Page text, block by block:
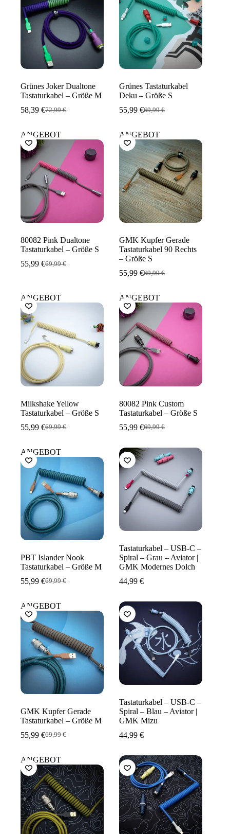
Grünes Joker Dualtone
Tastaturkabel – Größe M
72,99€
Ursprünglicher
war:
72,99 €
58,39 €Aktueller
ist:
58,39 €.
Grünes Tastaturkabel
Deku – Größe S
69,99€
Ursprünglicher
war:
69,99 €
55,99€Aktueller
ist:
55,99 €.
ANGEBOT
80082 Pink Dualtone
Tastaturkabel – Größe S
69,99€
Ursprünglicher
69,99 €
55,99 €Aktueller
55,99 €.
ANGEBOT
GMK Kupfer Gerade
Tastaturkabel 90 Rechts
– Größe S
69,99€
Ursprünglicher
war:
69,99 €
55,99€Aktueller
ist:
55,99 €.
ANGEBOT
Milkshake Yellow
Tastaturkabel – Größe S
69,99€
Ursprünglicher
war:
69,99 €
55,99 €Aktueller
ist:
55,99 €.
ANGEBOT
80082 Pink Custom
Tastaturkabel – Größe S
69,99€
Ursprünglicher
war:
69,99 €
55,99€Aktueller
ist:
55,99 €.
ANGEBOT
PBT Islander Nook
Tastaturkabel – Größe M
69,99€
Ursprünglicher
war:
69,99 €
55,99 €Aktueller
ist:
55,99 €.
Tastaturkabel – USB-C –
Spiral – Grau – Aviator |
GMK Modernes Dolch
44,99€
ANGEBOT
GMK Kupfer Gerade
Tastaturkabel – Größe M
69,99€
Ursprünglicher
war:
69,99 €
55,99 €Aktueller
ist:
55,99 €.
Tastaturkabel – USB-C –
Spiral – Blau – Aviator |
GMK Mizu
44,99€
ANGEBOT